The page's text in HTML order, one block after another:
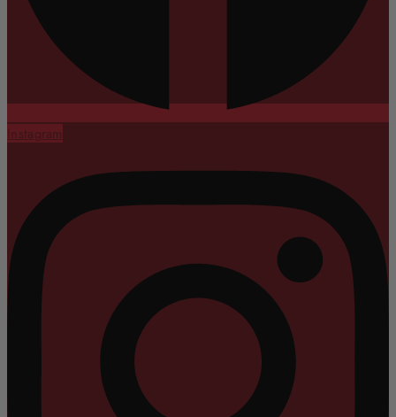
Instagram